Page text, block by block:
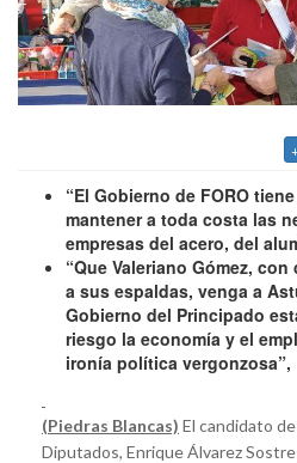
“El Gobierno de FORO
mantener a toda costa las
empresas del acero, del
“Que Valeriano Gómez,
a sus espaldas, venga a
Gobierno del Principado
riesgo la economía y el
ironía política vergonzosa”,
(Piedras Blancas) El candidato
Diputados, Enrique Álvarez